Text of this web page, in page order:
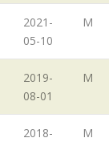
2021-
05-10
M
2019-
08-01
M
2018-
M